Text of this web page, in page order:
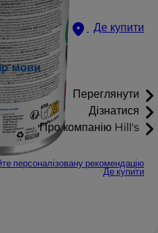
Де купити
мови
Переглянути
Дізнатися
Про компанію Hill's
персоналізовану рекомендацію
Де купити